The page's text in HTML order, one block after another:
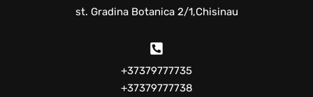
st. Gradina Botanica 2/1,Chisinau
+37379777735
+37379777738